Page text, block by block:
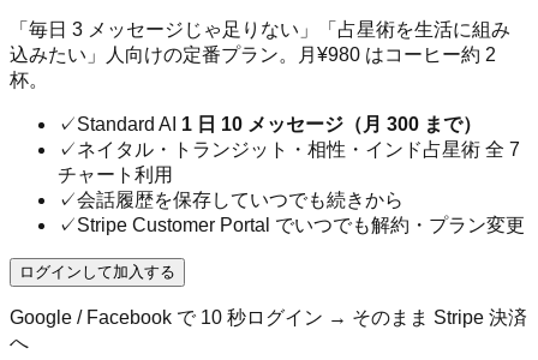
「毎日 3 メッセージじゃ足りない」「占星術を生活に組み
込みたい」人向けの定番プラン。月¥980 はコーヒー約 2
杯。
✓Standard AI 1 日 10 メッセージ（月 300 まで）
✓ネイタル・トランジット・相性・インド占星術 全 7
チャート利用
✓会話履歴を保存していつでも続きから
✓Stripe Customer Portal でいつでも解約・プラン変更
ログインして加入する
Google / Facebook で 10 秒ログイン → そのまま Stripe 決済
へ